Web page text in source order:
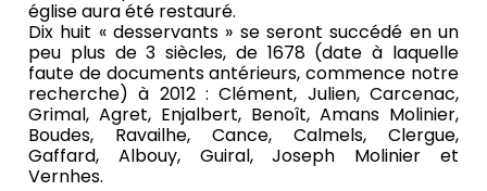
église aura été restauré.
Dix huit « desservants » se seront succédé en un
peu plus de 3 siècles, de 1678 (date à laquelle
faute de documents antérieurs, commence notre
recherche) à 2012 : Clément, Julien, Carcenac,
Grimal, Agret, Enjalbert, Benoît, Amans Molinier,
Boudes, Ravailhe, Cance, Calmels, Clergue,
Gaffard, Albouy, Guiral, Joseph Molinier et
Vernhes.